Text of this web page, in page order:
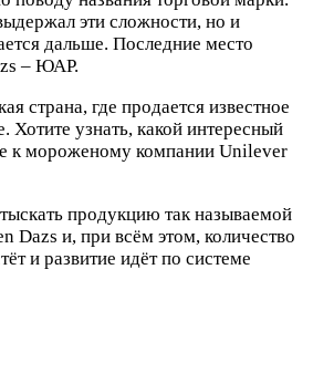
эти сложности, но и
дальше. Последние место
– ЮАР.
страна, где продается известное
Хотите узнать, какой интересный
к мороженому компании Unilever
продукцию так называемой
Dazs и, при всём этом, количество
и развитие идёт по системе